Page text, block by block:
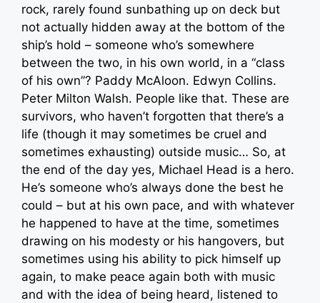
rock, rarely found sunbathing up on deck but
not actually hidden away at the bottom of the
ship’s hold – someone who’s somewhere
between the two, in his own world, in a “class
of his own”? Paddy McAloon. Edwyn Collins.
Peter Milton Walsh. People like that. These are
survivors, who haven’t forgotten that there’s a
life (though it may sometimes be cruel and
sometimes exhausting) outside music… So, at
the end of the day yes, Michael Head is a hero.
He’s someone who’s always done the best he
could – but at his own pace, and with whatever
he happened to have at the time, sometimes
drawing on his modesty or his hangovers, but
sometimes using his ability to pick himself up
again, to make peace again both with music
and with the idea of being heard, listened to